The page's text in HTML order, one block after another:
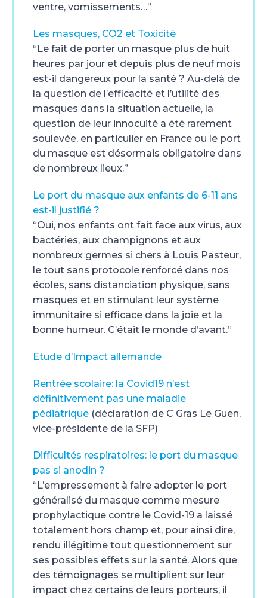
ventre, vomissements…”
Les masques, CO2 et Toxicité
“Le fait de porter un masque plus de huit
heures par jour et depuis plus de neuf mois
est-il dangereux pour la santé ? Au-delà de
la question de l’efficacité et l’utilité des
masques dans la situation actuelle, la
question de leur innocuité a été rarement
soulevée, en particulier en France ou le port
du masque est désormais obligatoire dans
de nombreux lieux.”
Le port du masque aux enfants de 6-11 ans
est-il justifié ?
“Oui, nos enfants ont fait face aux virus, aux
bactéries, aux champignons et aux
nombreux germes si chers à Louis Pasteur,
le tout sans protocole renforcé dans nos
écoles, sans distanciation physique, sans
masques et en stimulant leur système
immunitaire si efficace dans la joie et la
bonne humeur. C’était le monde d’avant.”
Etude d’Impact allemande
Rentrée scolaire: la Covid19 n’est
définitivement pas une maladie
pédiatrique (déclaration de C Gras Le Guen,
vice-présidente de la SFP)
Difficultés respiratoires: le port du masque
pas si anodin ?
“L’empressement à faire adopter le port
généralisé du masque comme mesure
prophylactique contre le Covid-19 a laissé
totalement hors champ et, pour ainsi dire,
rendu illégitime tout questionnement sur
ses possibles effets sur la santé. Alors que
des témoignages se multiplient sur leur
impact chez certains de leurs porteurs, il